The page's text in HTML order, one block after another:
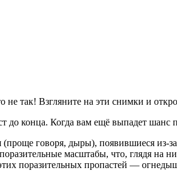
так! Взгляните на эти снимки и
до конца. Когда вам ещё выпадет шанс
говоря, дыры), появившиеся из-
масштабы, что, глядя на
поразительных пропастей —